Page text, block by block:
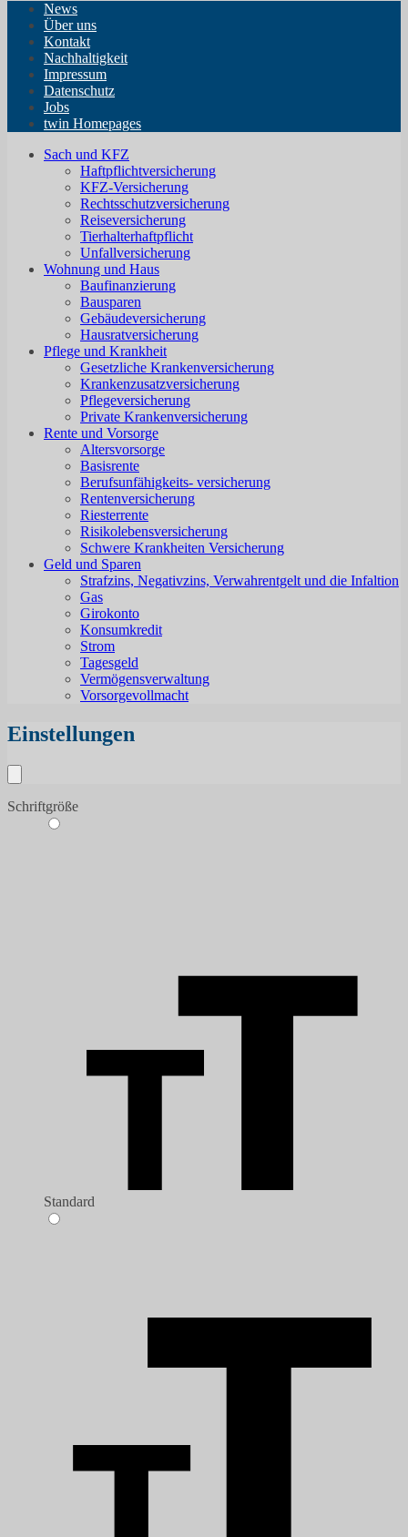
News
Über uns
Kontakt
Nachhaltigkeit
Impressum
Datenschutz
Jobs
twin Homepages
Sach und KFZ
Haftpflichtversicherung
KFZ-Versicherung
Rechtsschutzversicherung
Reiseversicherung
Tierhalterhaftpflicht
Unfallversicherung
Wohnung und Haus
Baufinanzierung
Bausparen
Gebäudeversicherung
Hausratversicherung
Pflege und Krankheit
Gesetzliche Krankenversicherung
Krankenzusatzversicherung
Pflegeversicherung
Private Krankenversicherung
Rente und Vorsorge
Altersvorsorge
Basisrente
Berufsunfähigkeits- versicherung
Rentenversicherung
Riesterrente
Risikolebensversicherung
Schwere Krankheiten Versicherung
Geld und Sparen
Strafzins, Negativzins, Verwahrentgelt und die Infaltion
Gas
Girokonto
Konsumkredit
Strom
Tagesgeld
Vermögensverwaltung
Vorsorgevollmacht
Einstellungen
Schriftgröße
Standard